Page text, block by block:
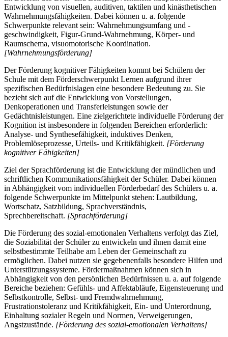
Entwicklung von visuellen, auditiven, taktilen und kinästhetischen
Wahrnehmungsfähigkeiten. Dabei können u. a. folgende
Schwerpunkte relevant sein: Wahrnehmungsumfang und -
geschwindigkeit, Figur-Grund-Wahrnehmung, Körper- und
Raumschema, visuomotorische Koordination.
[Wahrnehmungsförderung]
Der Förderung kognitiver Fähigkeiten kommt bei Schülern der
Schule mit dem Förderschwerpunkt Lernen aufgrund ihrer
spezifischen Bedürfnislagen eine besondere Bedeutung zu. Sie
bezieht sich auf die Entwicklung von Vorstellungen,
Denkoperationen und Transferleistungen sowie der
Gedächtnisleistungen. Eine zielgerichtete individuelle Förderung der
Kognition ist insbesondere in folgenden Bereichen erforderlich:
Analyse- und Synthesefähigkeit, induktives Denken,
Problemlöseprozesse, Urteils- und Kritikfähigkeit. [Förderung
kognitiver Fähigkeiten]
Ziel der Sprachförderung ist die Entwicklung der mündlichen und
schriftlichen Kommunikationsfähigkeit der Schüler. Dabei können
in Abhängigkeit vom individuellen Förderbedarf des Schülers u. a.
folgende Schwerpunkte im Mittelpunkt stehen: Lautbildung,
Wortschatz, Satzbildung, Sprachverständnis,
Sprechbereitschaft. [Sprachförderung]
Die Förderung des sozial-emotionalen Verhaltens verfolgt das Ziel,
die Soziabilität der Schüler zu entwickeln und ihnen damit eine
selbstbestimmte Teilhabe am Leben der Gemeinschaft zu
ermöglichen. Dabei nutzen sie gegebenenfalls besondere Hilfen und
Unterstützungssysteme. Fördermaßnahmen können sich in
Abhängigkeit von den persönlichen Bedürfnissen u. a. auf folgende
Bereiche beziehen: Gefühls- und Affektabläufe, Eigensteuerung und
Selbstkontrolle, Selbst- und Fremdwahrnehmung,
Frustrationstoleranz und Kritikfähigkeit, Ein- und Unterordnung,
Einhaltung sozialer Regeln und Normen, Verweigerungen,
Angstzustände. [Förderung des sozial-emotionalen Verhaltens]